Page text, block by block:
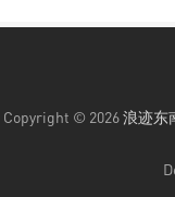
Copyright © 2026浪迹东